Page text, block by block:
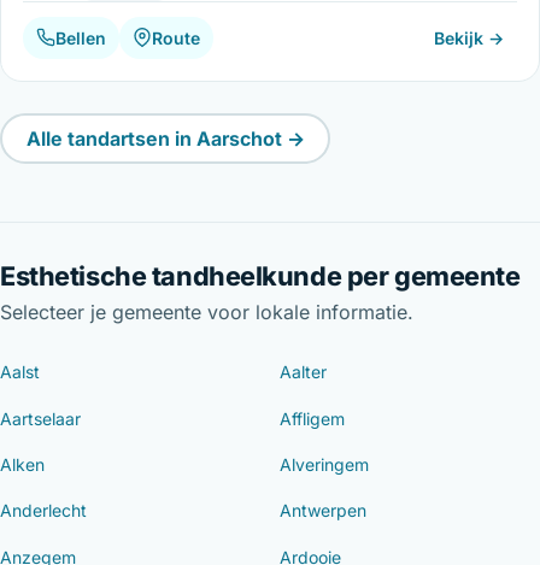
Bellen Route Bekijk →
Alle tandartsen in Aarschot →
Esthetische tandheelkunde per gemeente
Selecteer je gemeente voor lokale informatie.
Aalst Aalter
Aartselaar Affligem
Alken Alveringem
Anderlecht Antwerpen
Anzegem Ardooie